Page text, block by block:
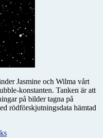
Jasmine och Wilma vårt
konstanten. Tanken är att
på bilder tagna på
rödförskjutningsdata hämtad